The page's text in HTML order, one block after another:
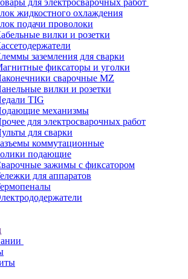
для электросварочных работ
жидкостного охлаждения
подачи проволоки
вилки и розетки
заземления для сварки
фиксаторы и уголки
сварочные MZ
вилки и розетки
TIG
механизмы
для электросварочных работ
для сварки
коммутационные
подающие
зажимы с фиксатором
для аппаратов